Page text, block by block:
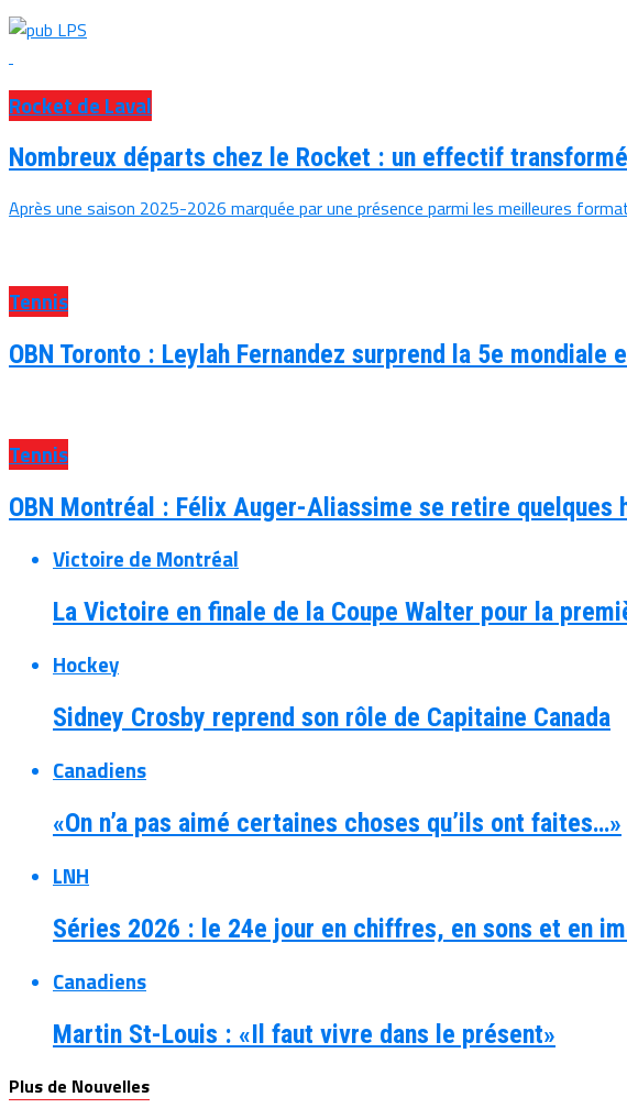
Rocket de Laval
Nombreux départs chez le Rocket : un effectif
Après une saison 2025-2026 marquée par une présence parmi les meilleures
Tennis
OBN Toronto : Leylah Fernandez surprend la 5e mondiale
Tennis
OBN Montréal : Félix Auger-Aliassime se retire quelques
Victoire de Montréal
La Victoire en finale de la Coupe Walter pour la
Hockey
Sidney Crosby reprend son rôle de Capitaine Canada
Canadiens
«On n’a pas aimé certaines choses qu’ils ont faites…»
LNH
Séries 2026 : le 24e jour en chiffres, en sons et en
Canadiens
Martin St-Louis : «Il faut vivre dans le présent»
Plus de Nouvelles